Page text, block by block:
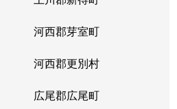
河西郡芽室町
河西郡更別村
広尾郡広尾町